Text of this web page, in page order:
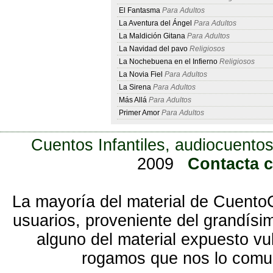
El Fantasma Para Adultos
La Aventura del Ángel Para Adultos
La Maldición Gitana Para Adultos
La Navidad del pavo Religiosos
La Nochebuena en el Infierno Religiosos
La Novia Fiel Para Adultos
La Sirena Para Adultos
Más Allá Para Adultos
Primer Amor Para Adultos
Cuentos Infantiles,
2009
Contacta
La mayoría del material de
usuarios, proveniente del
alguno del material expuesto
rogamos que nos lo